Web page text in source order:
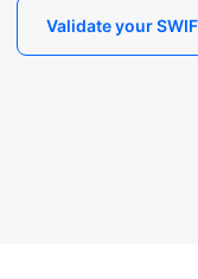
Validate your